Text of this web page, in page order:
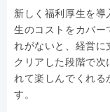
新しく福利厚生を
生のコストをカバー
れがないと、経営に
クリアした段階で次
れて楽しんでくれる
す。